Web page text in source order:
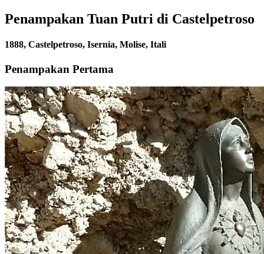
Penampakan Tuan Putri di Castelpetroso
1888, Castelpetroso, Isernia, Molise, Itali
Penampakan Pertama